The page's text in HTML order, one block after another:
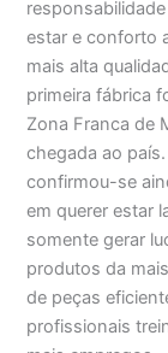
estar e conforto
mais alta
primeira fábrica
Zona Franca de
chegada ao
confirmou-se
em querer estar
somente gerar
produtos da
de peças
profissionais